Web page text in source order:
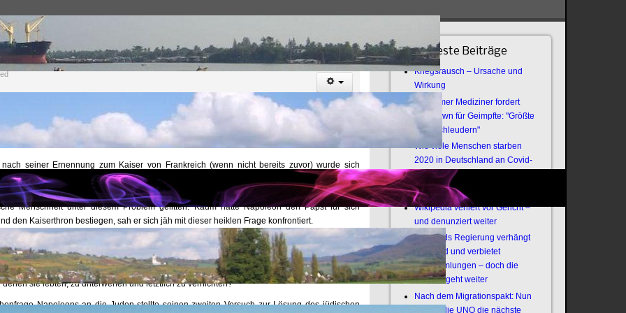
Archive Napoleon stellt die Gretchenfrage
Napoleon stellt die Gretchenfrage
seiner Ernennung zum Kaiser von Frankreich (wenn nicht bereits zuvor) wurde sich
bewusst, dass eines der schwierigsten Probleme, denen er sich gegenübersah, nicht
sondern fremder Natur war: Die „Judenfrage“. Viele Jahrhunderte lang hatte die
Menschheit unter diesem Problem gelitten. Kaum hatte Napoleon den Papst für sich
den Kaiserthron bestiegen, sah er sich jäh mit dieser heiklen Frage konfrontiert.
Art entsprach, packte Napoleon den Stier bei den Hörnern und versuchte die Juden zu einer
auf die uralte Frage zu bewegen: Waren sie ehrlich bestrebt, Teil der Nation zu werden und
zu halten, oder befolgten sie insgeheim ein anderes Gesetz, welches ihnen gebot, die
denen sie lebten, zu unterwerfen und letztlich zu vernichten?
Napoleons an die Juden stellte seinen zweiten Versuch zur Lösung des jüdischen
Neueste Beiträge
Kriegsrausch – Ursache und
Wirkung
Bochumer Mediziner fordert
Lockdown für Geimpfte: "Größte
Virenschleudern"
Wie viele Menschen starben
2020 in Deutschland an Covid-
19?
Offener Brief an die Armee
Wikipedia verliert vor Gericht –
und denunziert weiter
Thailands Regierung verhängt
Notstand und verbietet
Versammlungen – doch die
Revolte geht weiter
Nach dem Migrationspakt: Nun
zündet die UNO die nächste